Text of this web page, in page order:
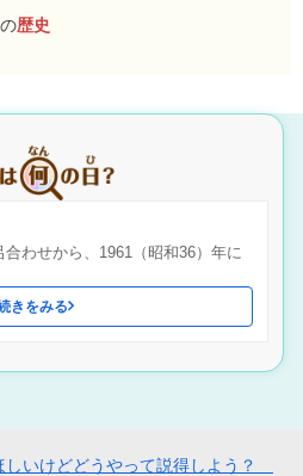
歴史
合わせから、1961（昭和36）年に
きをみる
しいけどどうやって説得しよう？